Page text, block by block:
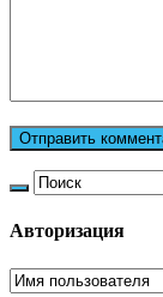
Авторизация